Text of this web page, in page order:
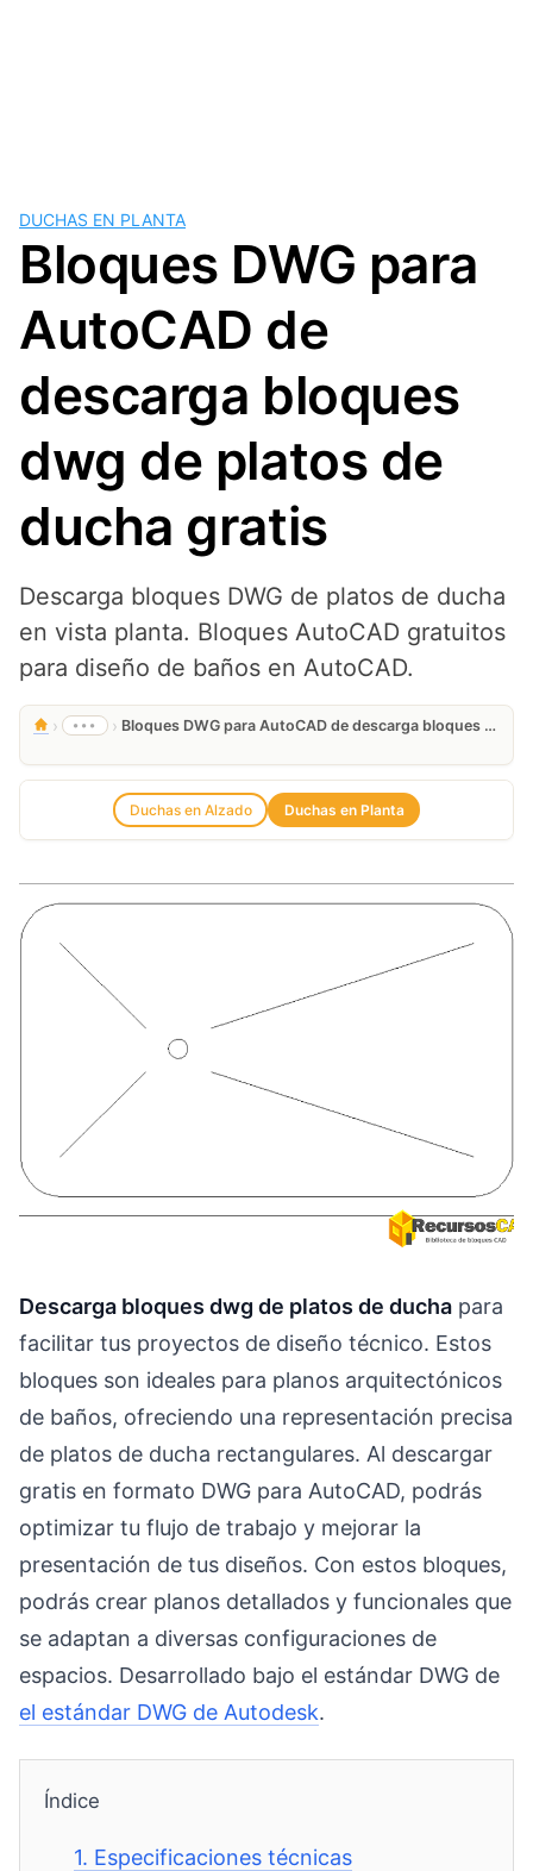
DUCHAS EN PLANTA
Bloques DWG para
AutoCAD de
descarga bloques
dwg de platos de
ducha gratis
Descarga bloques DWG de platos de ducha
en vista planta. Bloques AutoCAD gratuitos
para diseño de baños en AutoCAD.
› ••• › Bloques DWG para AutoCAD de descarga bloques dwg de platos de ducha gratis
Duchas en Alzado Duchas en Planta
Descarga bloques dwg de platos de ducha para
facilitar tus proyectos de diseño técnico. Estos
bloques son ideales para planos arquitectónicos
de baños, ofreciendo una representación precisa
de platos de ducha rectangulares. Al descargar
gratis en formato DWG para AutoCAD, podrás
optimizar tu flujo de trabajo y mejorar la
presentación de tus diseños. Con estos bloques,
podrás crear planos detallados y funcionales que
se adaptan a diversas configuraciones de
espacios. Desarrollado bajo el estándar DWG de
el estándar DWG de Autodesk.
Índice
1. Especificaciones técnicas